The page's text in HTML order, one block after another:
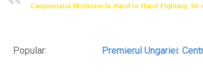
Popular: Premierul Ungariei: Centrala